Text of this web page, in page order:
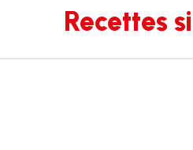
Recettes